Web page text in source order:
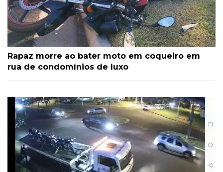
Rapaz morre ao bater moto em coqueiro em
rua de condomínios de luxo